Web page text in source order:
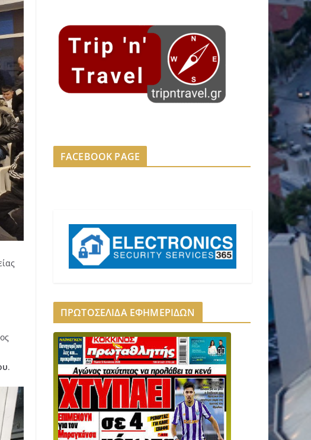
.
FACEBOOK PAGE
ΠΡΩΤΟΣΕΛΙΔΑ ΕΦΗΜΕΡΙΔΩΝ